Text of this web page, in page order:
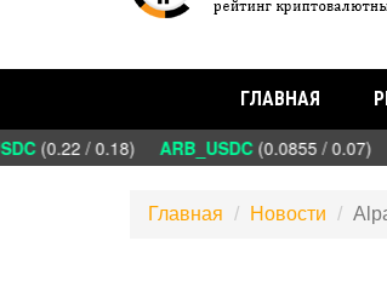
ГЛАВНАЯ
(0.22 / 0.18) ARB_USDC(0.0855 / 0.07)
Главная Новости